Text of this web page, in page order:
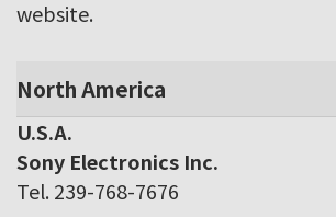
website.
North America
U.S.A.
Sony Electronics Inc.
Tel. 239-768-7676